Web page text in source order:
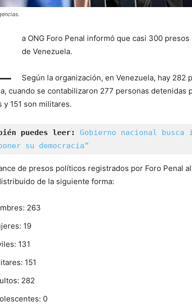
a ONG Foro Penal informó que casi 300
de Venezuela.
Según la organización, en Venezuela, hay 282
cuando se contabilizaron 277 personas detenidas
y 151 son militares.
puedes leer: Gobierno nacional
su democracia”
de presos políticos registrados por Foro Penal
de la siguiente forma:
263
19
131
151
282
0